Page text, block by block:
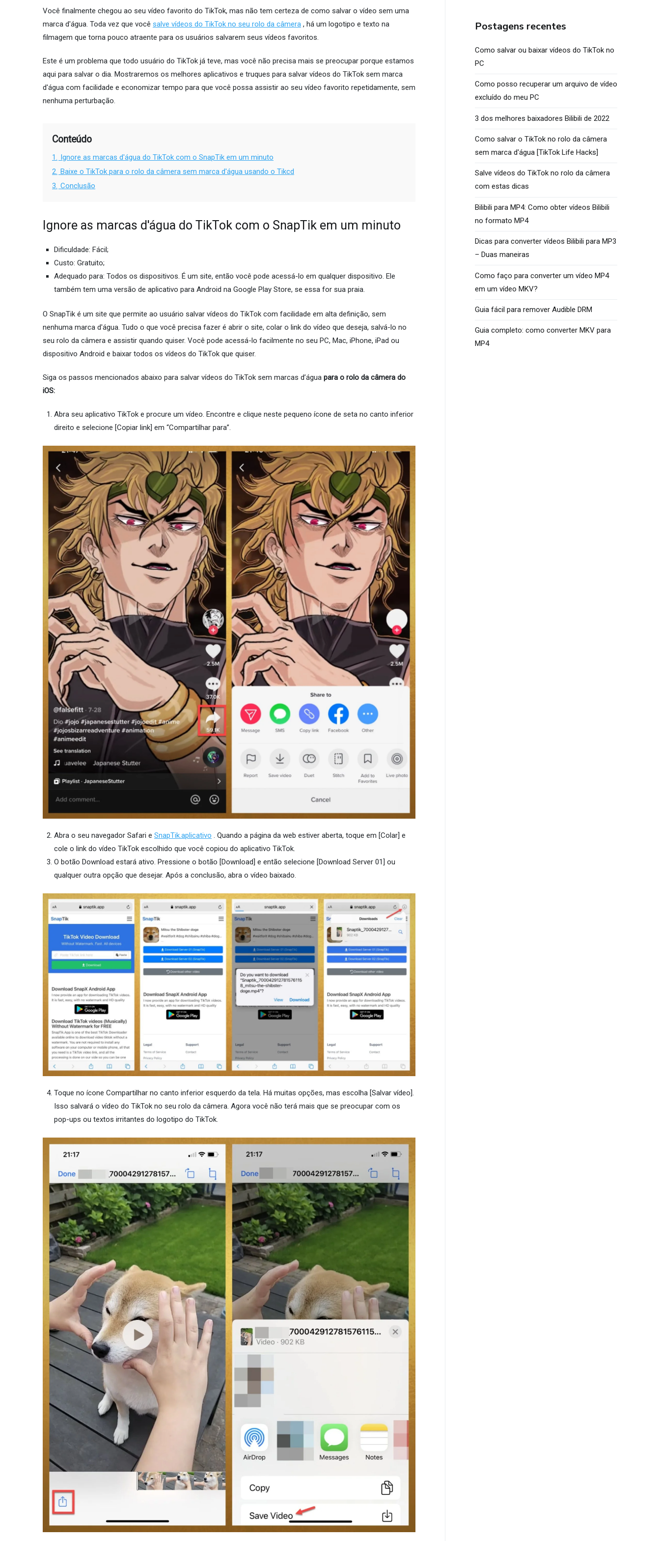
Você finalmente chegou ao seu vídeo favorito do TikTok, mas não tem certeza de como salvar o vídeo sem uma
marca d'água. Toda vez que você salve vídeos do TikTok no seu rolo da câmera , há um logotipo e texto na
filmagem que torna pouco atraente para os usuários salvarem seus vídeos favoritos.
Este é um problema que todo usuário do TikTok já teve, mas você não precisa mais se preocupar porque estamos
aqui para salvar o dia. Mostraremos os melhores aplicativos e truques para salvar vídeos do TikTok sem marca
d'água com facilidade e economizar tempo para que você possa assistir ao seu vídeo favorito repetidamente, sem
nenhuma perturbação.
Conteúdo
1.
Ignore as marcas d'água do TikTok com o SnapTik em um minuto
2. Baixe o TikTok para o rolo da câmera sem marca d'água usando o Tikcd
3. Conclusão
Ignore as marcas d'água do TikTok com o SnapTik em um minuto
Dificuldade: Fácil;
Custo: Gratuito;
Adequado para: Todos os dispositivos. É um site, então você pode acessá-lo em qualquer dispositivo. Ele
também tem uma versão de aplicativo para Android na Google Play Store, se essa for sua praia.
O SnapTik é um site que permite ao usuário salvar vídeos do TikTok com facilidade em alta definição, sem
nenhuma marca d'água. Tudo o que você precisa fazer é abrir o site, colar o link do vídeo que deseja, salvá-lo no
seu rolo da câmera e assistir quando quiser. Você pode acessá-lo facilmente no seu PC, Mac, iPhone, iPad ou
dispositivo Android e baixar todos os vídeos do TikTok que quiser.
Siga os passos mencionados abaixo para salvar vídeos do TikTok sem marcas d’água para o rolo da câmera do
iOS:
Abra seu aplicativo TikTok e procure um vídeo. Encontre e clique neste pequeno ícone de seta no canto inferior
direito e selecione [Copiar link] em “Compartilhar para”.
Abra o seu navegador Safari eSnapTik.aplicativo . Quando a página da web estiver aberta, toque em [Colar] e
cole o link do vídeo TikTok escolhido que você copiou do aplicativo TikTok.
O botão Download estará ativo. Pressione o botão [Download] e então selecione [Download Server 01] ou
qualquer outra opção que desejar. Após a conclusão, abra o vídeo baixado.
Toque no ícone Compartilhar no canto inferior esquerdo da tela. Há muitas opções, mas escolha [Salvar vídeo].
Isso salvará o vídeo do TikTok no seu rolo da câmera. Agora você não terá mais que se preocupar com os
pop-ups ou textos irritantes do logotipo do TikTok.
Postagens recentes
Como salvar ou baixar vídeos do TikTok no
PC
Como posso recuperar um arquivo de vídeo
excluído do meu PC
3 dos melhores baixadores Bilibili de 2022
Como salvar o TikTok no rolo da câmera
sem marca d'água [TikTok Life Hacks]
Salve vídeos do TikTok no rolo da câmera
com estas dicas
Bilibili para MP4: Como obter vídeos Bilibili
no formato MP4
Dicas para converter vídeos Bilibili para MP3
– Duas maneiras
Como faço para converter um vídeo MP4
em um vídeo MKV?
Guia fácil para remover Audible DRM
Guia completo: como converter MKV para
MP4